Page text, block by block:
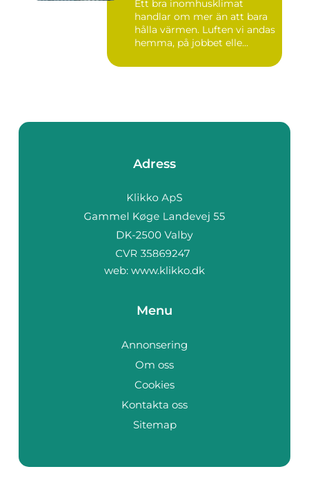
Ett bra inomhusklimat
handlar om mer än att bara
hålla värmen. Luften vi andas
hemma, på jobbet elle...
Adress
web: www.klikko.dk
Menu
Annonsering
Om oss
Cookies
Kontakta oss
Sitemap